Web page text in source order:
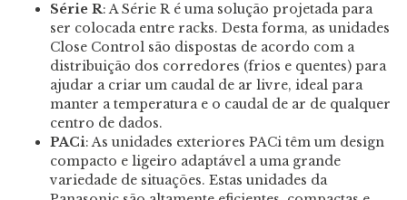
Série R: A Série R é uma solução projetada para
ser colocada entre racks. Desta forma, as unidades
Close Control são dispostas de acordo com a
distribuição dos corredores (frios e quentes) para
ajudar a criar um caudal de ar livre, ideal para
manter a temperatura e o caudal de ar de qualquer
centro de dados.
PACi: As unidades exteriores PACi têm um design
compacto e ligeiro adaptável a uma grande
variedade de situações. Estas unidades da